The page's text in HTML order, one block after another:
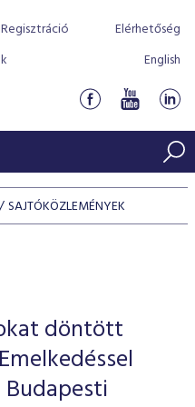
Regisztráció
Elérhetőség
English
tőzsdei bevezetését
SAJTÓKÖZLEMÉNYEK
döntött